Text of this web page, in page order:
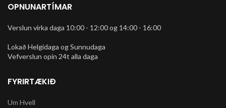
OPNUNARTÍMAR
Verslun virka daga 10:00 - 12:00 og 14:00 - 16:00
Lokað Helgidaga og Sunnudaga
Vefverslun opin 24t alla daga
FYRIRTÆKIÐ
Um Hvell